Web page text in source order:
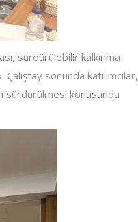
sürdürülebilir kalkınma
sonunda katılımcılar,
sürdürülmesi konusunda